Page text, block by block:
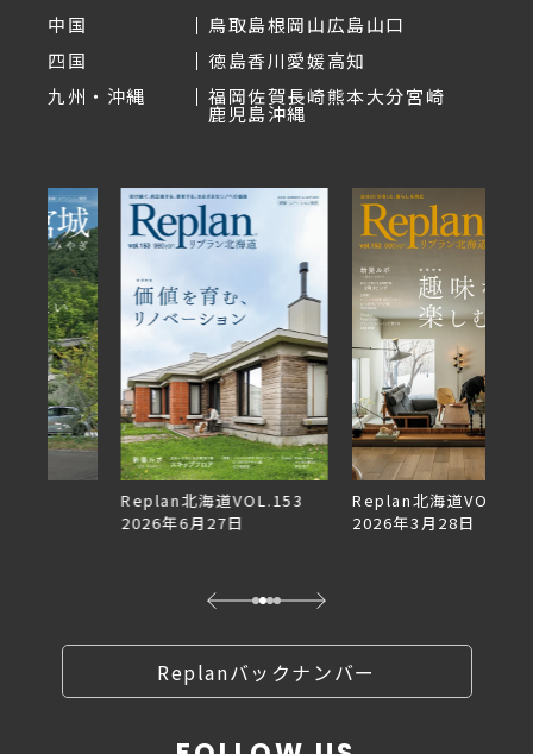
中国
鳥取島根岡山広島山口
四国
徳島香川愛媛高知
九州・沖縄
福岡佐賀長崎熊本大分宮崎
鹿児島沖縄
Replan北海道VOL.153
2026年6月27日
Replan北海道VOL.152
2026年3月28日
Replanバックナンバー